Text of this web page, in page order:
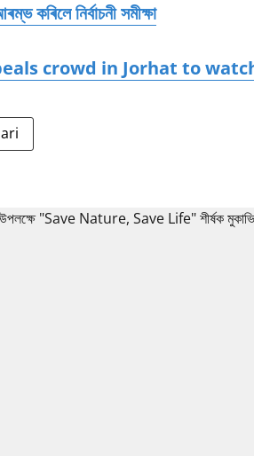
কৰিলে নিৰ্বাচনী সমীক্ষা
crowd in Jorhat to